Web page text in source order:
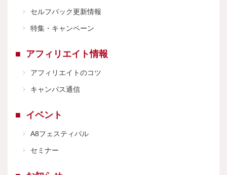
セルフバック更新情報
特集・キャンペーン
アフィリエイト情報
アフィリエイトのコツ
キャンパス通信
イベント
A8フェスティバル
セミナー